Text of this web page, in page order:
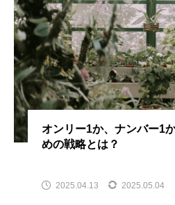
植物 植物化学 歴史
疲労 脳疲労 腸
苦味質
rebalance.day
オンリー1か、ナンバー1
めの戦略とは？
2025.04.13 2025.05.04